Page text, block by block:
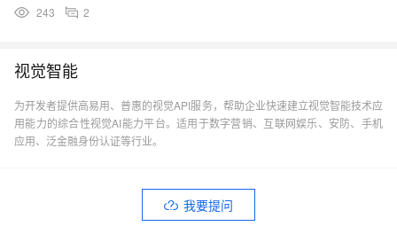
243 2
视觉智能
为开发者提供高易用、普惠的视觉API服务，帮助企业快速建立视觉智能技术应
用能力的综合性视觉AI能力平台。适用于数字营销、互联网娱乐、安防、手机
应用、泛金融身份认证等行业。
我要提问